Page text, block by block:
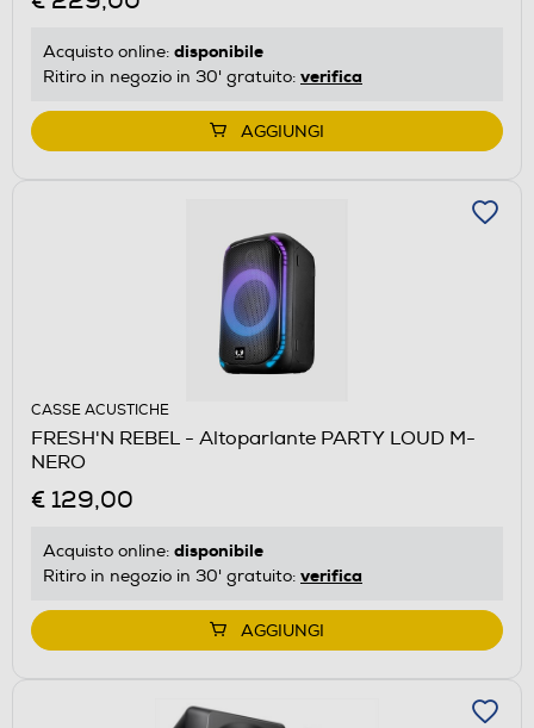
Acquisto online: disponibile
Ritiro in negozio in 30' gratuito: verifica
AGGIUNGI
CASSE ACUSTICHE
FRESH'N REBEL - Altoparlante PARTY LOUD M-
NERO
€ 129,00
Acquisto online: disponibile
Ritiro in negozio in 30' gratuito: verifica
AGGIUNGI